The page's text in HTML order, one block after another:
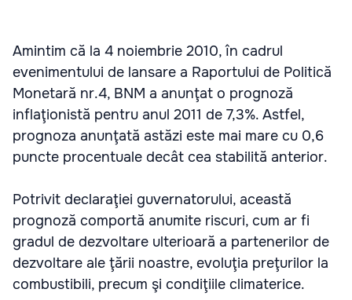
Amintim că la 4 noiembrie 2010, în cadrul
evenimentului de lansare a Raportului de Politică
Monetară nr.4, BNM a anunţat o prognoză
inflaţionistă pentru anul 2011 de 7,3%. Astfel,
prognoza anunţată astăzi este mai mare cu 0,6
puncte procentuale decât cea stabilită anterior.
Potrivit declaraţiei guvernatorului, această
prognoză comportă anumite riscuri, cum ar fi
gradul de dezvoltare ulterioară a partenerilor de
dezvoltare ale ţării noastre, evoluţia preţurilor la
combustibili, precum şi condiţiile climaterice.